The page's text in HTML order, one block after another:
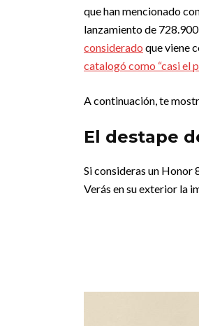
que han mencionado
lanzamiento de
considerado que viene
catalogó como “casi el
A continuación, te
El destape
Si consideras un Honor
Verás en su exterior la